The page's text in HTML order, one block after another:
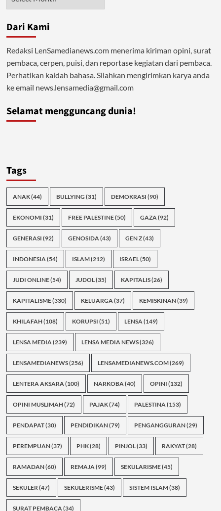
Dari Kami
Redaksi LenSamedianews.com menerima kiriman opini, surat
pembaca, cerpen, puisi, dan reportase kegiatan dari pembaca.
Perhatikan kaidah bahasa. Silahkan mengirimkan karya anda
ke email news.lensamedia@gmail.com
Selamat mengguncang dunia!
Tags
ANAK(44) BULLYING (31) DEMOKRASI (90)
EKONOMI (31) FREE PALESTINE(50) GAZA(92)
GENERASI (92) GENOSIDA(43) GEN Z(43)
INDONESIA(54) ISLAM(212) ISRAEL(50)
JUDI ONLINE(54) JUDOL(35) KAPITALIS(26)
KAPITALISME(330) KELUARGA(37) KEMISKINAN(39)
KHILAFAH(108) KORUPSI (51) LENSA(149)
LENSA MEDIA(239) LENSA MEDIA NEWS(326)
LENSAMEDIANEWS(256) LENSAMEDIANEWS.COM(269)
LENTERA AKSARA(100) NARKOBA(40) OPINI (132)
OPINI MUSLIMAH(72) PAJAK(74) PALESTINA(153)
PENDAPAT(30) PENDIDIKAN(79) PENGANGGURAN(29)
PEREMPUAN(37) PHK(28) PINJOL(33) RAKYAT(28)
RAMADAN(60) REMAJA(99) SEKULARISME(45)
SEKULER(47) SEKULERISME(43) SISTEM ISLAM(38)
SURAT PEMBACA(34)